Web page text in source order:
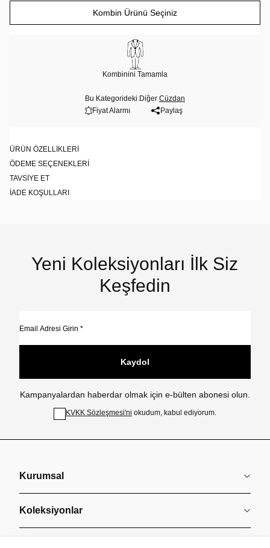
Kombin Ürünü Seçiniz
Kombinini Tamamla
Bu Kategorideki Diğer Cüzdan
Fiyat Alarmı
Paylaş
ÜRÜN ÖZELLIKLERI
ÖDEME SEÇENEKLERI
TAVSIYE ET
İADE KOŞULLARI
Yeni Koleksiyonları İlk Siz
Keşfedin
Kaydol
Kampanyalardan haberdar olmak için e-bülten abonesi olun.
KVKK Sözleşmesi'ni okudum, kabul ediyorum.
Kurumsal
Koleksiyonlar